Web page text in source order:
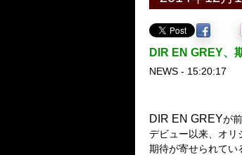
DIR EN GREY、
NEWS - 15:20:17
DIR EN GREYが
デビュー以来、オリ
期待が寄せられてい